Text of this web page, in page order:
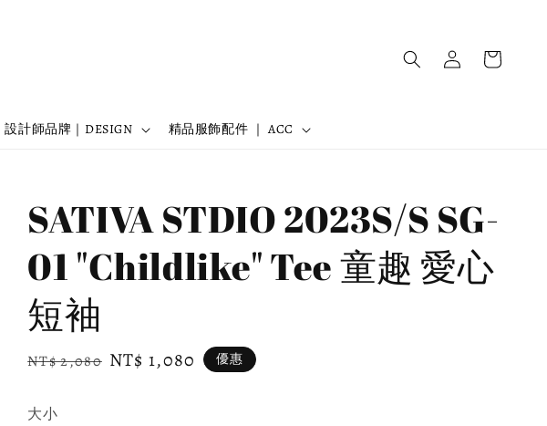
設計師品牌｜DESIGN 精品服飾配件 ｜ ACC
SATIVA STDIO 2023S/S SG-
01 "Childlike" Tee 童趣 愛心
短袖
Regular
NT$ 2,080 Sale
NT$ 1,080 優惠
大小